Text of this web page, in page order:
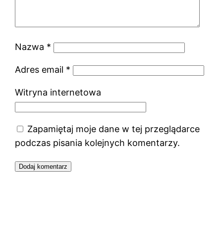
Nazwa *
Adres email *
Witryna internetowa
Zapamiętaj moje dane w tej przeglądarce
podczas pisania kolejnych komentarzy.